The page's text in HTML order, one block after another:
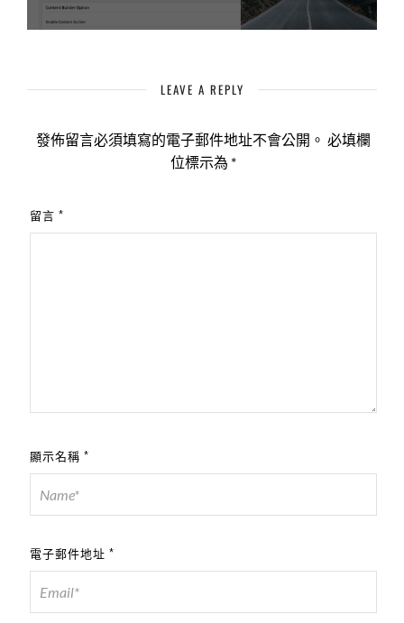
LEAVE A REPLY
發佈留言必須填寫的電子郵件地址不會公開。 必填欄
位標示為 *
留言 *
顯示名稱 *
電子郵件地址 *